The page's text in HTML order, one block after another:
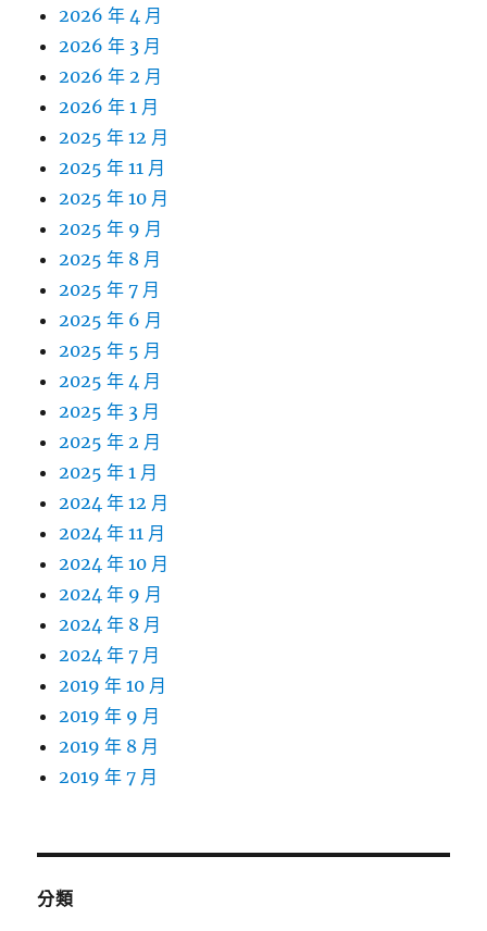
2026 年 4 月
2026 年 3 月
2026 年 2 月
2026 年 1 月
2025 年 12 月
2025 年 11 月
2025 年 10 月
2025 年 9 月
2025 年 8 月
2025 年 7 月
2025 年 6 月
2025 年 5 月
2025 年 4 月
2025 年 3 月
2025 年 2 月
2025 年 1 月
2024 年 12 月
2024 年 11 月
2024 年 10 月
2024 年 9 月
2024 年 8 月
2024 年 7 月
2019 年 10 月
2019 年 9 月
2019 年 8 月
2019 年 7 月
分類